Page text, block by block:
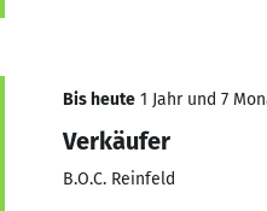
Bis heute 1 Jahr und 7
Verkäufer
B.O.C. Reinfeld